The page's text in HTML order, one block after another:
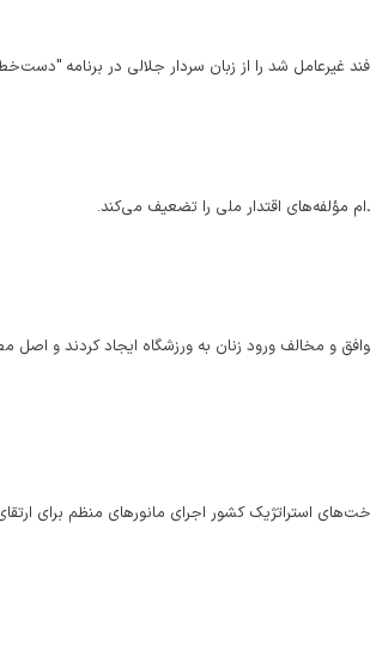
غیرعامل شد را از زبان سردار جلالی در برنامه
مؤلفه‌های اقتدار ملی را تضعیف می‌کند.
و مخالف ورود زنان به ورزشگاه ایجاد کردند و اصل
استراتژیک کشور اجرای مانورهای منظم برای